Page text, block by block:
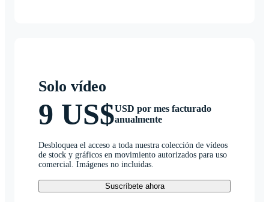
Solo vídeo
9 US$USD por mes facturado
anualmente
Desbloquea el acceso a toda nuestra colección de vídeos
de stock y gráficos en movimiento autorizados para uso
comercial. Imágenes no incluidas.
Suscríbete ahora